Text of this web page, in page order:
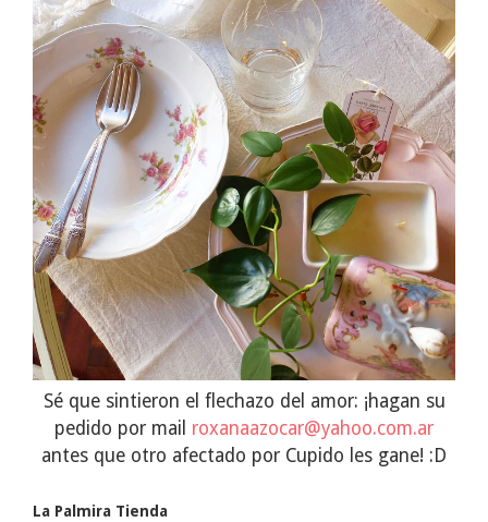
Sé que sintieron el flechazo del amor: ¡hagan su
pedido por mail roxanaazocar@yahoo.com.ar
antes que otro afectado por Cupido les gane! :D
La Palmira Tienda